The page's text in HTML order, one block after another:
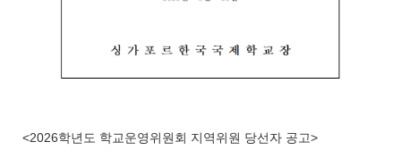
<2026학년도 학교운영위원회 지역위원 당선자 공고>